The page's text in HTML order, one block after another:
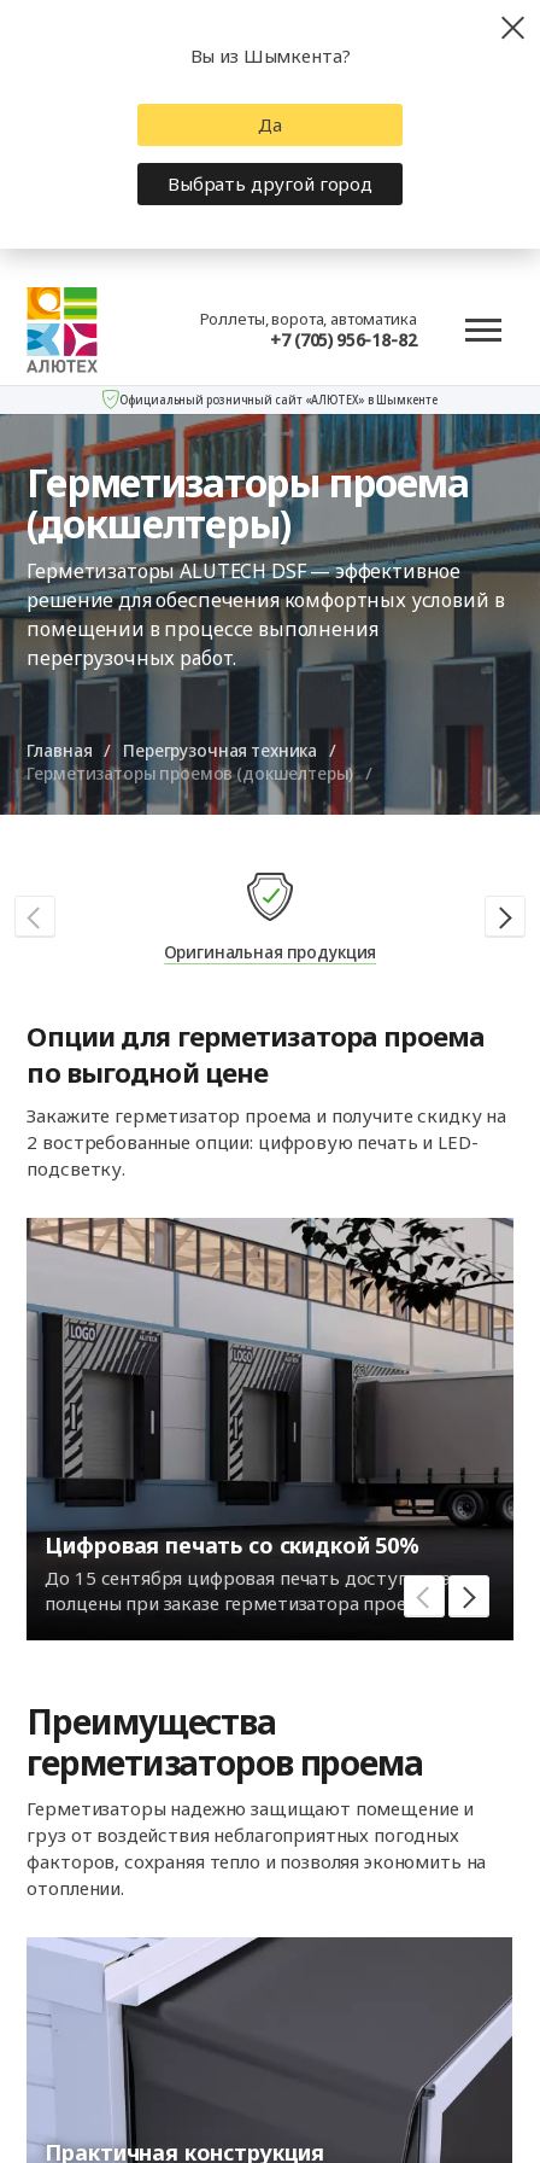
Роллеты, ворота, автоматика
+7 (705) 956-18-82
Официальный розничный сайт «АЛЮТЕХ» в Шымкенте
Герметизаторы проема
(докшелтеры)
Герметизаторы ALUTECH DSF — эффективное
решение для обеспечения комфортных условий в
помещении в процессе выполнения
перегрузочных работ.
Главная
Перегрузочная техника
Герметизаторы проемов (докшелтеры)
Оригинальная продукция
Опции для герметизатора проема
по выгодной цене
Закажите герметизатор проема и получите скидку на
2 востребованные опции: цифровую печать и LED-
подсветку.
Цифровая печать со скидкой 50%
До 15 сентября цифровая печать доступна за
полцены при заказе герметизатора проема.
Преимущества
герметизаторов проема
Герметизаторы надежно защищают помещение и
груз от воздействия неблагоприятных погодных
факторов, сохраняя тепло и позволяя экономить на
отоплении.
Практичная конструкция
Вы из Шымкента?
Да
Выбрать другой город